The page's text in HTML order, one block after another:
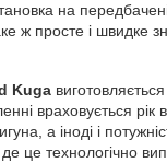
на
ж просте і швидке
Kuga
враховується рік
а іноді і
це технологічно